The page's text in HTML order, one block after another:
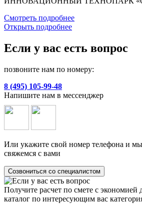
Смотреть подробнее
Открыть подробнее
Если у вас есть вопрос
позвоните нам по номеру:
8 (495) 105-99-48
Напишите нам в мессенджер
Или укажите свой номер телефона и мы
свяжемся с вами
Созвониться со специалистом
Получите расчет по смете с экономией
каталог по интересующим вас